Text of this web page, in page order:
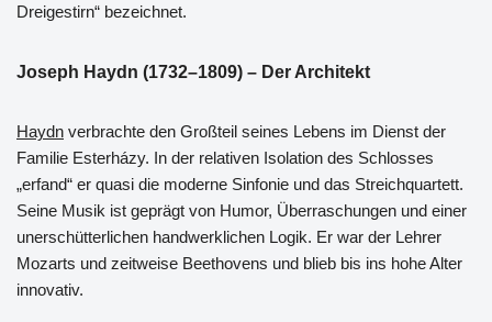
Dreigestirn“ bezeichnet.
Joseph Haydn (1732–1809) – Der Architekt
Haydn verbrachte den Großteil seines Lebens im Dienst der
Familie Esterházy. In der relativen Isolation des Schlosses
„erfand“ er quasi die moderne Sinfonie und das Streichquartett.
Seine Musik ist geprägt von Humor, Überraschungen und einer
unerschütterlichen handwerklichen Logik. Er war der Lehrer
Mozarts und zeitweise Beethovens und blieb bis ins hohe Alter
innovativ.